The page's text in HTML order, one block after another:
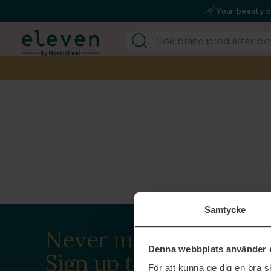
Samtycke
Denna webbplats använder
För att kunna ge dig en bra
Your beauty
Never miss a beat.
Sign up to our